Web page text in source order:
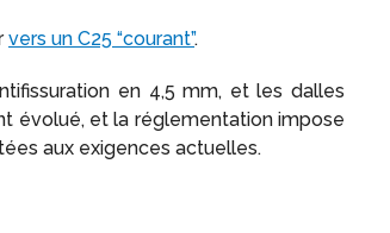
vers un C25 “courant”.
en 4,5 mm, et les dalles
évolué, et la réglementation impose
aux exigences actuelles.